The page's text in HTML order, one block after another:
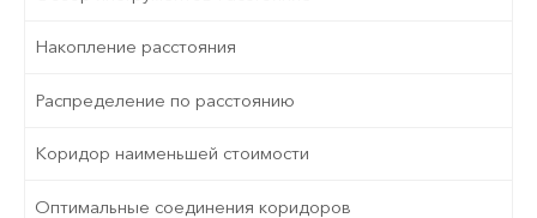
Накопление расстояния
Распределение по расстоянию
Коридор наименьшей стоимости
Оптимальные соединения коридоров